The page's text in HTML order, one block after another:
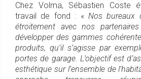
Chez Volma, Sébastien Coste
travail de fond : « Nos bureaux
étroitement avec nos
développer des gammes
produits, qu’il s’agisse par
portes de garage. L’objectif est
esthétique sur l’ensemble de